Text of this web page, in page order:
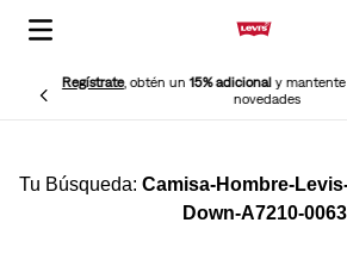
Regístrate, obtén un15% adicionaly
novedades
Camisa-Hombre-
Down-A7210-0063